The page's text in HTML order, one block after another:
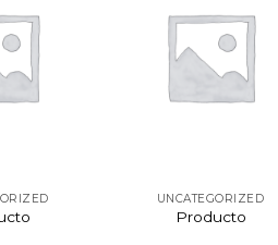
UNCATEGORIZED
Producto